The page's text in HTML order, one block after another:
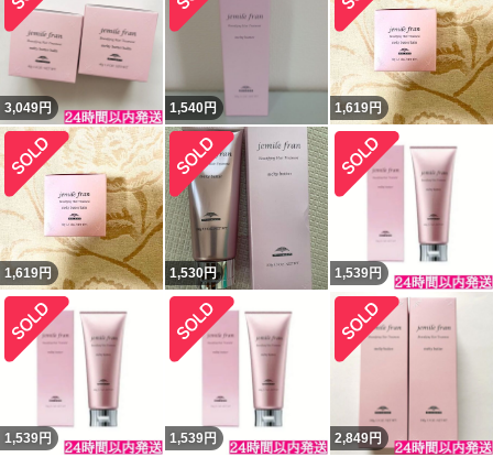
3,049円 1,540円 1,619円
1,619円 1,530円 1,539円
1,539円 1,539円 2,849円